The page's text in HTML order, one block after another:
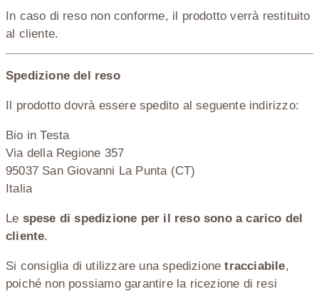
In caso di reso non conforme, il prodotto verrà restituito
al cliente.
Spedizione del reso
Il prodotto dovrà essere spedito al seguente indirizzo:
Bio in Testa
Via della Regione 357
95037 San Giovanni La Punta (CT)
Italia
Le spese di spedizione per il reso sono a carico del
cliente.
Si consiglia di utilizzare una spedizionetracciabile,
poiché non possiamo garantire la ricezione di resi